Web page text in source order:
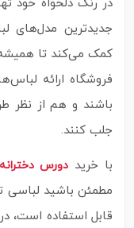
در رنگ دلخواه خود
جدیدترین مدل‌های
کمک می‌کند تا
فروشگاه ارائه
باشند و هم از نظر
جلب کنند.
با خریددورس دخترانه
مطمئن باشید لباسی
قابل استفاده است،